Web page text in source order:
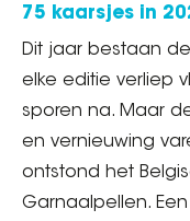
75 kaarsjes in
Dit jaar bestaan
elke editie verliep
sporen na. Maar
en vernieuwing
ontstond het
Garnaalpellen.